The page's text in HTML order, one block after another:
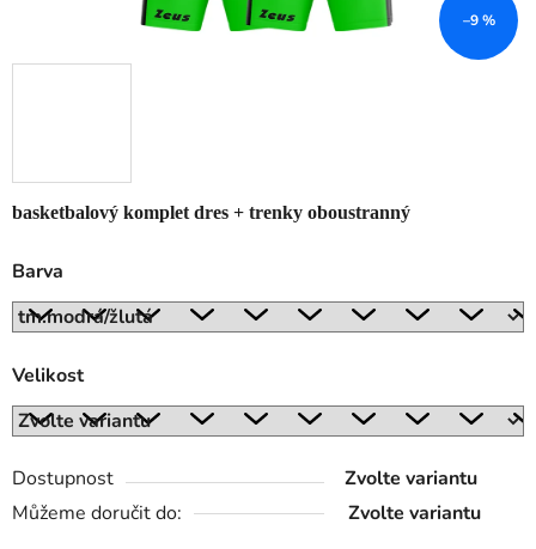
basketbalový komplet dres + trenky oboustranný
Barva
Velikost
Dostupnost
Zvolte variantu
Můžeme doručit do:
Zvolte variantu
–9 %